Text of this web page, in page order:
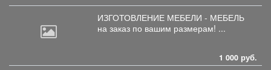
ИЗГОТОВЛЕНИЕ МЕБЕЛИ - МЕБЕЛЬ
на заказ по вашим размерам! ...
1 000 руб.